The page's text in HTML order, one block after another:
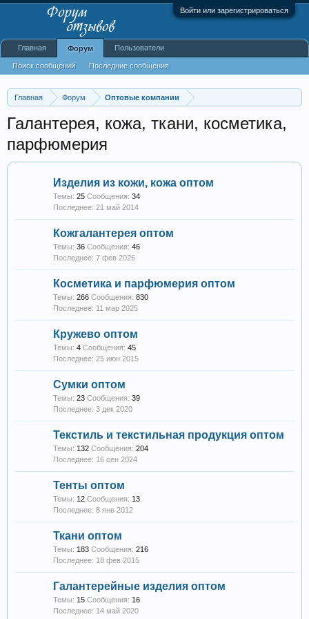
Войти или зарегистрироваться
Главная Форум Оптовые компании
Галантерея, кожа, ткани, косметика,
парфюмерия
Изделия из кожи, кожа оптом
Темы: 25 Сообщения: 34
21 май 2014
Кожгалантерея оптом
Темы: 36 Сообщения: 46
7 фев 2026
Косметика и парфюмерия оптом
Темы: 266 Сообщения: 830
11 мар 2025
Кружево оптом
Темы: 4 Сообщения: 45
25 июн 2015
Сумки оптом
Темы: 23 Сообщения: 39
3 дек 2020
Текстиль и текстильная продукция оптом
Темы: 132 Сообщения: 204
16 сен 2024
Тенты оптом
Темы: 12 Сообщения: 13
8 янв 2012
Ткани оптом
Темы: 183 Сообщения: 216
18 фев 2015
Галантерейные изделия оптом
Темы: 15 Сообщения: 16
14 май 2020
Главная Форум
Поиск сообщений Последние сообщения
Пользователи